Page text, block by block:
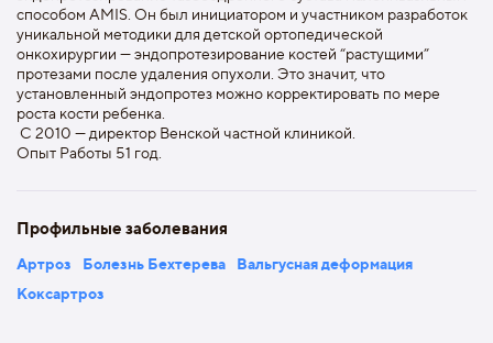
способом AMIS. Он был инициатором и участником разработок
уникальной методики для детской ортопедической
онкохирургии — эндопротезирование костей “растущими”
протезами после удаления опухоли. Это значит, что
установленный эндопротез можно корректировать по мере
роста кости ребенка.
С 2010 — директор Венской частной клиникой.
Опыт Работы 51 год.
Профильные заболевания
Артроз Болезнь Бехтерева
Вальгусная деформация
Коксартроз